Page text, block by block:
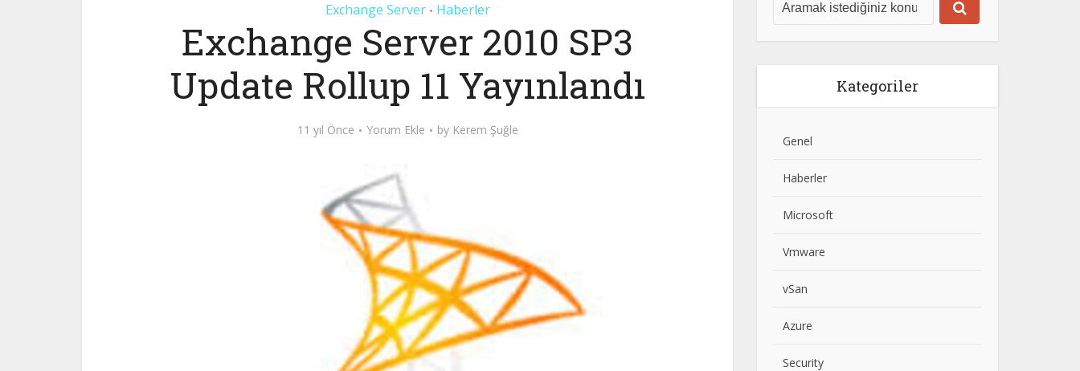
Exchange Server • Haberler
Exchange Server 2010 SP3
Update Rollup 11 Yayınlandı
11 yıl Önce Yorum Ekle by Kerem Şuğle
Kategoriler
Genel
Haberler
Microsoft
Vmware
vSan
Azure
Security